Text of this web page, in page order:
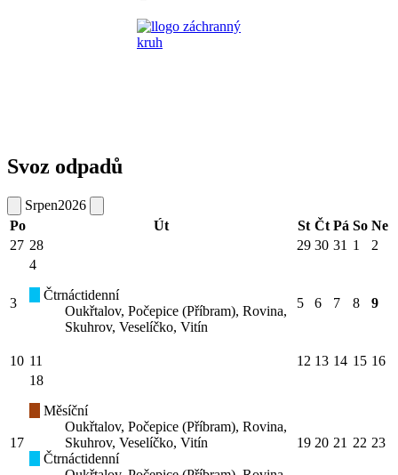
Svoz odpadů
Srpen2026
Po
Út St Čt Pá So Ne
27 28 29 30 31 1 2
3
4
Čtrnáctidenní
Oukřtalov, Počepice (Příbram), Rovina,
Skuhrov, Veselíčko, Vitín
5 6 7 8 9
10 11 12 13 14 15 16
17
18
Měsíční
Oukřtalov, Počepice (Příbram), Rovina,
Skuhrov, Veselíčko, Vitín
Čtrnáctidenní
19 20 21 22 23